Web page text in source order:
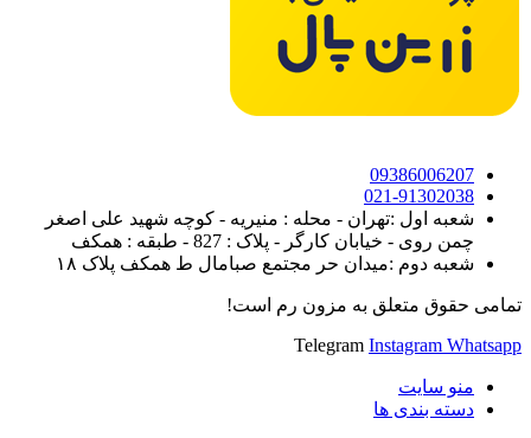
09386006207
021-91302038
شعبه اول :تهران - محله : منیریه - کوچه شهید علی اصغر
چمن روی - خیابان کارگر - پلاک : 827 - طبقه : همکف
شعبه دوم :میدان حر مجتمع صبامال ط همکف پلاک ۱۸
تمامی حقوق متعلق به مزون رم است!
Telegram Instagram Whatsapp
منو سایت
دسته بندی ها